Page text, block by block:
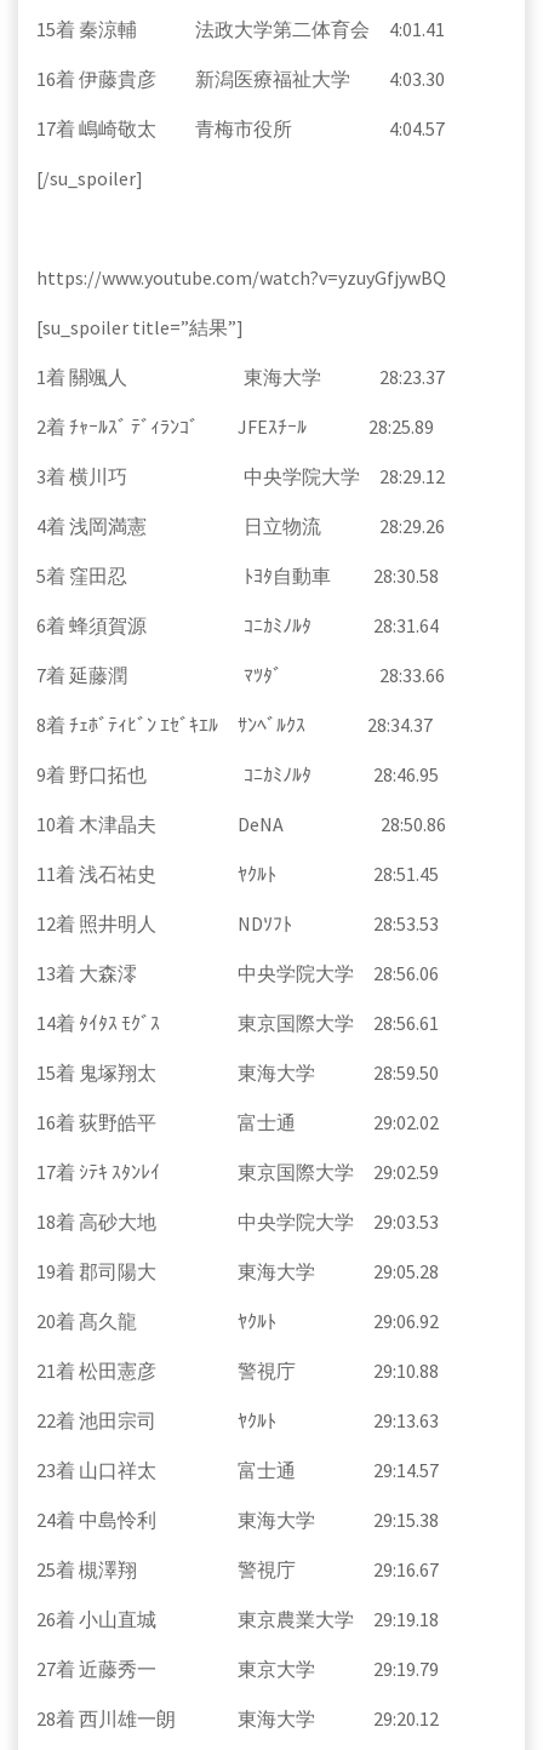
15着 秦涼輔 法政大学第二体育会 4:01.41
16着 伊藤貴彦 新潟医療福祉大学 4:03.30
17着 嶋崎敬太 青梅市役所 4:04.57
[/su_spoiler]
https://www.youtube.com/watch?v=yzuyGfjywBQ
[su_spoiler title=”結果”]
1着 關颯人 東海大学 28:23.37
2着 ﾁｬｰﾙｽﾞ ﾃﾞｨﾗﾝｺﾞ JFEｽﾁｰﾙ 28:25.89
3着 横川巧 中央学院大学 28:29.12
4着 浅岡満憲 日立物流 28:29.26
5着 窪田忍 ﾄﾖﾀ自動車 28:30.58
6着 蜂須賀源 ｺﾆｶﾐﾉﾙﾀ 28:31.64
7着 延藤潤 ﾏﾂﾀﾞ 28:33.66
8着 ﾁｪﾎﾞﾃｨﾋﾞﾝ ｴｾﾞｷｴﾙ ｻﾝﾍﾞﾙｸｽ 28:34.37
9着 野口拓也 ｺﾆｶﾐﾉﾙﾀ 28:46.95
10着 木津晶夫 DeNA 28:50.86
11着 浅石祐史 ﾔｸﾙﾄ 28:51.45
12着 照井明人 NDｿﾌﾄ 28:53.53
13着 大森澪 中央学院大学 28:56.06
14着 ﾀｲﾀｽ ﾓｸﾞｽ 東京国際大学 28:56.61
15着 鬼塚翔太 東海大学 28:59.50
16着 荻野皓平 富士通 29:02.02
17着 ｼﾃｷ ｽﾀﾝﾚｲ 東京国際大学 29:02.59
18着 高砂大地 中央学院大学 29:03.53
19着 郡司陽大 東海大学 29:05.28
20着 髙久龍 ﾔｸﾙﾄ 29:06.92
21着 松田憲彦 警視庁 29:10.88
22着 池田宗司 ﾔｸﾙﾄ 29:13.63
23着 山口祥太 富士通 29:14.57
24着 中島怜利 東海大学 29:15.38
25着 槻澤翔 警視庁 29:16.67
26着 小山直城 東京農業大学 29:19.18
27着 近藤秀一 東京大学 29:19.79
28着 西川雄一朗 東海大学 29:20.12